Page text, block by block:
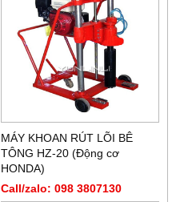
MÁY KHOAN RÚT LÕI BÊ
TÔNG HZ-20 (Động cơ
HONDA)
Call/zalo: 098 3807130